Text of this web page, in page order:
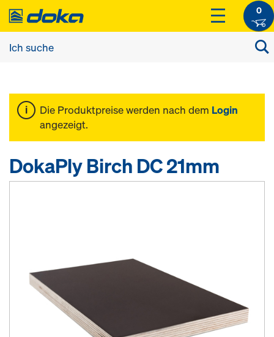
0
Die Produktpreise werden nach dem Login
angezeigt.
DokaPly Birch DC 21mm